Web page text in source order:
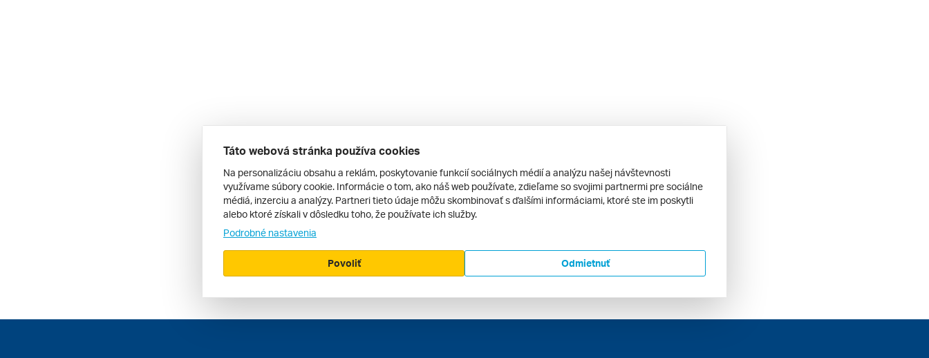
Táto webová stránka používa cookies
Na personalizáciu obsahu a reklám, poskytovanie funkcií sociálnych médií a analýzu našej návštevnosti
využívame súbory cookie. Informácie o tom, ako náš web používate, zdieľame so svojimi partnermi pre sociálne
médiá, inzerciu a analýzy. Partneri tieto údaje môžu skombinovať s ďalšími informáciami, ktoré ste im poskytli
alebo ktoré získali v dôsledku toho, že používate ich služby.
Podrobné nastavenia
Odmietnuť
Povoliť